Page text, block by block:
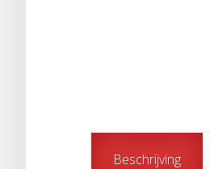
Beschrijving